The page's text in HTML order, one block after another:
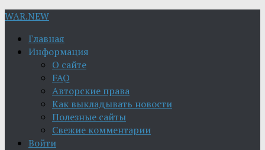
WAR.NEW
Главная
Информация
О сайте
FAQ
Авторские права
Как выкладывать новости
Полезные сайты
Свежие комментарии
Войти